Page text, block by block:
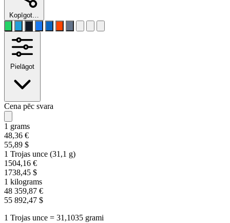
Kopīgot…
Pielāgot
Cena pēc svara
1 grams
48,36 €
55,89 $
1 Trojas unce (31,1 g)
1504,16 €
1738,45 $
1 kilograms
48 359,87 €
55 892,47 $
1 Trojas unce = 31,1035 grami